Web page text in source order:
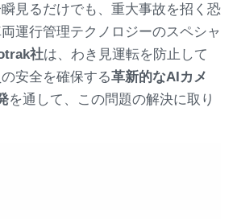
見るだけでも、重大事故を招く恐
運行管理テクノロジーのスペシャ
社は、わき見運転を防止して
安全を確保する革新的なAIカメ
を通して、この問題の解決に取り